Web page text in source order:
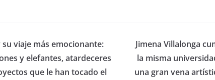
viaje más emocionante:
y elefantes, atardeceres
que le han tocado el
​Jimena Villalonga
la misma
una gran vena